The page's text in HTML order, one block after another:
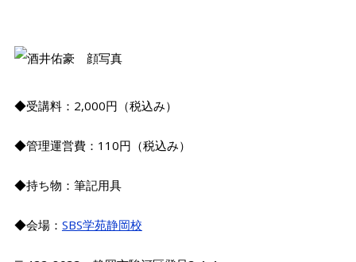
◆受講料：2,000円（税込み）
◆管理運営費：110円（税込み）
◆持ち物：筆記用具
◆会場： SBS学苑静岡校